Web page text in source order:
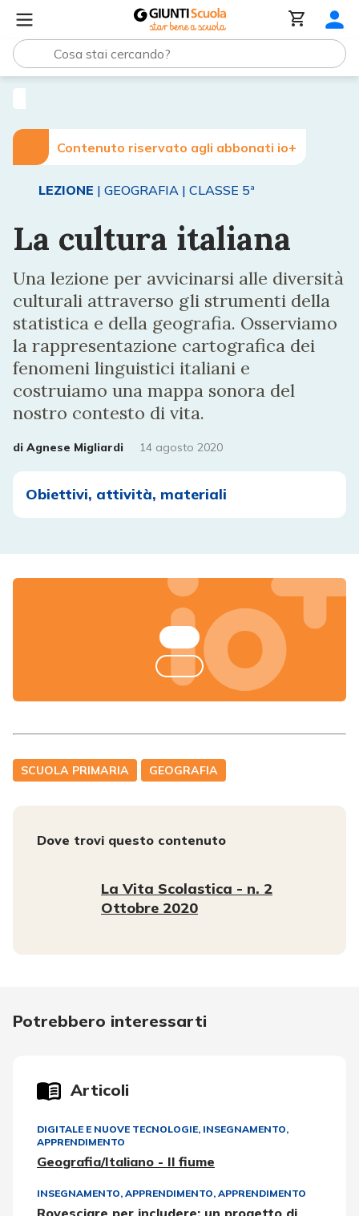
Contenuto riservato agli abbonati io+
LEZIONE | GEOGRAFIA | CLASSE 5ª
La cultura italiana
Una lezione per avvicinarsi alle diversità
culturali attraverso gli strumenti della
statistica e della geografia. Osserviamo
la rappresentazione cartografica dei
fenomeni linguistici italiani e
costruiamo una mappa sonora del
nostro contesto di vita.
di Agnese Migliardi 14 agosto 2020
Obiettivi, attività, materiali
SCUOLA PRIMARIA GEOGRAFIA
Dove trovi questo contenuto
La Vita Scolastica - n. 2
Ottobre 2020
Potrebbero interessarti
Articoli
DIGITALE E NUOVE TECNOLOGIE, INSEGNAMENTO,
APPRENDIMENTO
Geografia/Italiano - Il fiume
INSEGNAMENTO, APPRENDIMENTO, APPRENDIMENTO
Rovesciare per includere: un progetto di